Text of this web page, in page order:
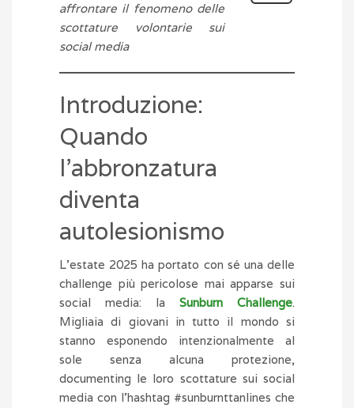
affrontare il fenomeno delle
scottature volontarie sui
social media
Introduzione:
Quando
l’abbronzatura
diventa
autolesionismo
L’estate 2025 ha portato con sé una delle
challenge più pericolose mai apparse sui
social media: la Sunburn Challenge.
Migliaia di giovani in tutto il mondo si
stanno esponendo intenzionalmente al
sole senza alcuna protezione,
documenting le loro scottature sui social
media con l’hashtag #sunburnttanlines che